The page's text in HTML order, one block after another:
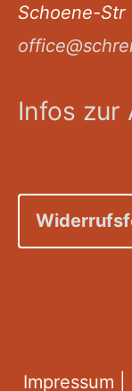
Schoene-Str
Infos zur
Impressum